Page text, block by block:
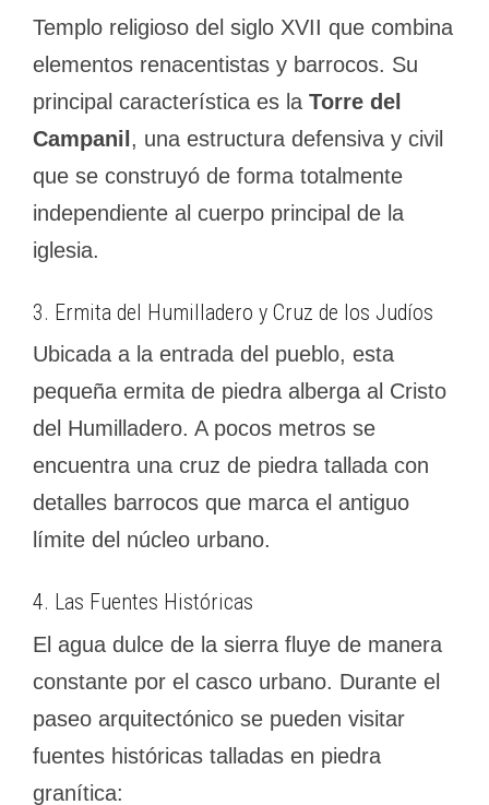
Templo religioso del siglo XVII que combina
elementos renacentistas y barrocos. Su
principal característica es la Torre del
Campanil , una estructura defensiva y civil
que se construyó de forma totalmente
independiente al cuerpo principal de la
iglesia.
3. Ermita del Humilladero y Cruz de los Judíos
Ubicada a la entrada del pueblo, esta
pequeña ermita de piedra alberga al Cristo
del Humilladero. A pocos metros se
encuentra una cruz de piedra tallada con
detalles barrocos que marca el antiguo
límite del núcleo urbano.
4. Las Fuentes Históricas
El agua dulce de la sierra fluye de manera
constante por el casco urbano. Durante el
paseo arquitectónico se pueden visitar
fuentes históricas talladas en piedra
granítica: